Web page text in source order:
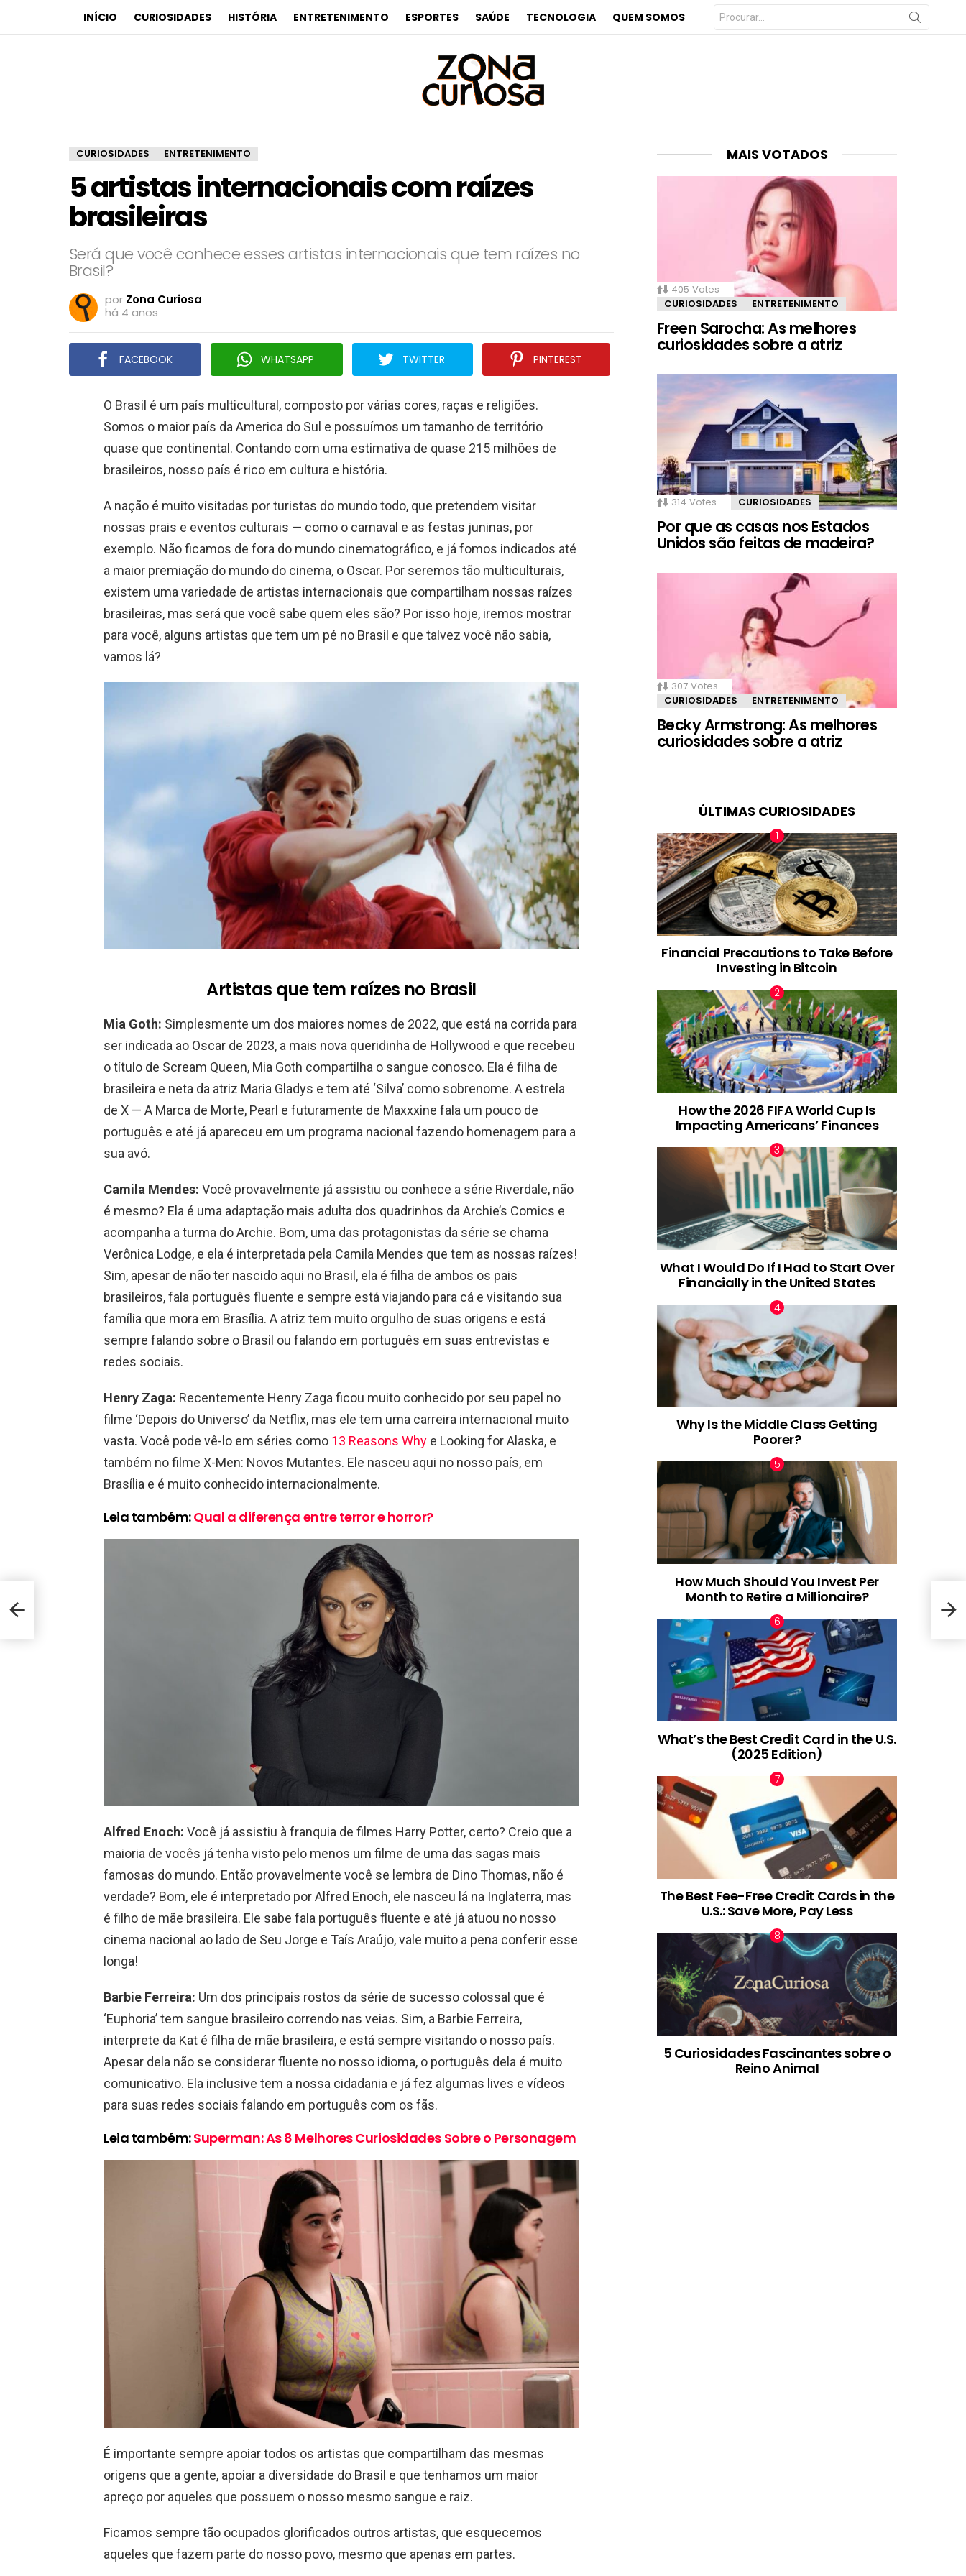
INÍCIO CURIOSIDADES HISTÓRIA ENTRETENIMENTO ESPORTES SAÚDE TECNOLOGIA QUEM SOMOS
Procurar
por:
CURIOSIDADES ENTRETENIMENTO
5 artistas internacionais com raízes
brasileiras
Será que você conhece esses artistas internacionais que tem raízes no
Brasil?
por Zona Curiosa
há 4 anos
FACEBOOK WHATSAPP TWITTER PINTEREST
O Brasil é um país multicultural, composto por várias cores, raças e religiões.
Somos o maior país da America do Sul e possuímos um tamanho de território
quase que continental. Contando com uma estimativa de quase 215 milhões de
brasileiros, nosso país é rico em cultura e história.
A nação é muito visitadas por turistas do mundo todo, que pretendem visitar
nossas prais e eventos culturais — como o carnaval e as festas juninas, por
exemplo. Não ficamos de fora do mundo cinematográfico, e já fomos indicados até
a maior premiação do mundo do cinema, o Oscar. Por seremos tão multiculturais,
existem uma variedade de artistas internacionais que compartilham nossas raízes
brasileiras, mas será que você sabe quem eles são? Por isso hoje, iremos mostrar
para você, alguns artistas que tem um pé no Brasil e que talvez você não sabia,
vamos lá?
Artistas que tem raízes no Brasil
Mia Goth: Simplesmente um dos maiores nomes de 2022, que está na corrida para
ser indicada ao Oscar de 2023, a mais nova queridinha de Hollywood e que recebeu
o título de Scream Queen, Mia Goth compartilha o sangue conosco. Ela é filha de
brasileira e neta da atriz Maria Gladys e tem até ‘Silva’ como sobrenome. A estrela
de X — A Marca de Morte, Pearl e futuramente de Maxxxine fala um pouco de
português e até já apareceu em um programa nacional fazendo homenagem para a
sua avó.
Camila Mendes: Você provavelmente já assistiu ou conhece a série Riverdale, não
é mesmo? Ela é uma adaptação mais adulta dos quadrinhos da Archie’s Comics e
acompanha a turma do Archie. Bom, uma das protagonistas da série se chama
Verônica Lodge, e ela é interpretada pela Camila Mendes que tem as nossas raízes!
Sim, apesar de não ter nascido aqui no Brasil, ela é filha de ambos os pais
brasileiros, fala português fluente e sempre está viajando para cá e visitando sua
família que mora em Brasília. A atriz tem muito orgulho de suas origens e está
sempre falando sobre o Brasil ou falando em português em suas entrevistas e
redes sociais.
Henry Zaga: Recentemente Henry Zaga ficou muito conhecido por seu papel no
filme ‘Depois do Universo’ da Netflix, mas ele tem uma carreira internacional muito
vasta. Você pode vê-lo em séries como 13 Reasons Why e Looking for Alaska, e
também no filme X-Men: Novos Mutantes. Ele nasceu aqui no nosso país, em
Brasília e é muito conhecido internacionalmente.
Leia também:Qual a diferença entre terror e horror?
Alfred Enoch: Você já assistiu à franquia de filmes Harry Potter, certo? Creio que a
maioria de vocês já tenha visto pelo menos um filme de uma das sagas mais
famosas do mundo. Então provavelmente você se lembra de Dino Thomas, não é
verdade? Bom, ele é interpretado por Alfred Enoch, ele nasceu lá na Inglaterra, mas
é filho de mãe brasileira. Ele sabe fala português fluente e até já atuou no nosso
cinema nacional ao lado de Seu Jorge e Taís Araújo, vale muito a pena conferir esse
longa!
Barbie Ferreira: Um dos principais rostos da série de sucesso colossal que é
‘Euphoria’ tem sangue brasileiro correndo nas veias. Sim, a Barbie Ferreira,
interprete da Kat é filha de mãe brasileira, e está sempre visitando o nosso país.
Apesar dela não se considerar fluente no nosso idioma, o português dela é muito
comunicativo. Ela inclusive tem a nossa cidadania e já fez algumas lives e vídeos
para suas redes sociais falando em português com os fãs.
Leia também:Superman: As 8 Melhores Curiosidades Sobre o Personagem
É importante sempre apoiar todos os artistas que compartilham das mesmas
origens que a gente, apoiar a diversidade do Brasil e que tenhamos um maior
apreço por aqueles que possuem o nosso mesmo sangue e raiz.
Ficamos sempre tão ocupados glorificados outros artistas, que esquecemos
aqueles que fazem parte do nosso povo, mesmo que apenas em partes.
5
MAIS VOTADOS
405 Votes
CURIOSIDADES
ENTRETENIMENTO
Freen Sarocha: As melhores
curiosidades sobre a atriz
314 Votes CURIOSIDADES
Por que as casas nos Estados
Unidos são feitas de madeira?
307 Votes
CURIOSIDADES
ENTRETENIMENTO
Becky Armstrong: As melhores
curiosidades sobre a atriz
ÚLTIMAS CURIOSIDADES
Financial Precautions to Take Before
Investing in Bitcoin
How the 2026 FIFA World Cup Is
Impacting Americans’ Finances
What I Would Do If I Had to Start Over
Financially in the United States
Why Is the Middle Class Getting
Poorer?
How Much Should You Invest Per
Month to Retire a Millionaire?
What’s the Best Credit Card in the U.S.
(2025 Edition)
The Best Fee-Free Credit Cards in the
U.S.: Save More, Pay Less
5 Curiosidades Fascinantes sobre o
Reino Animal